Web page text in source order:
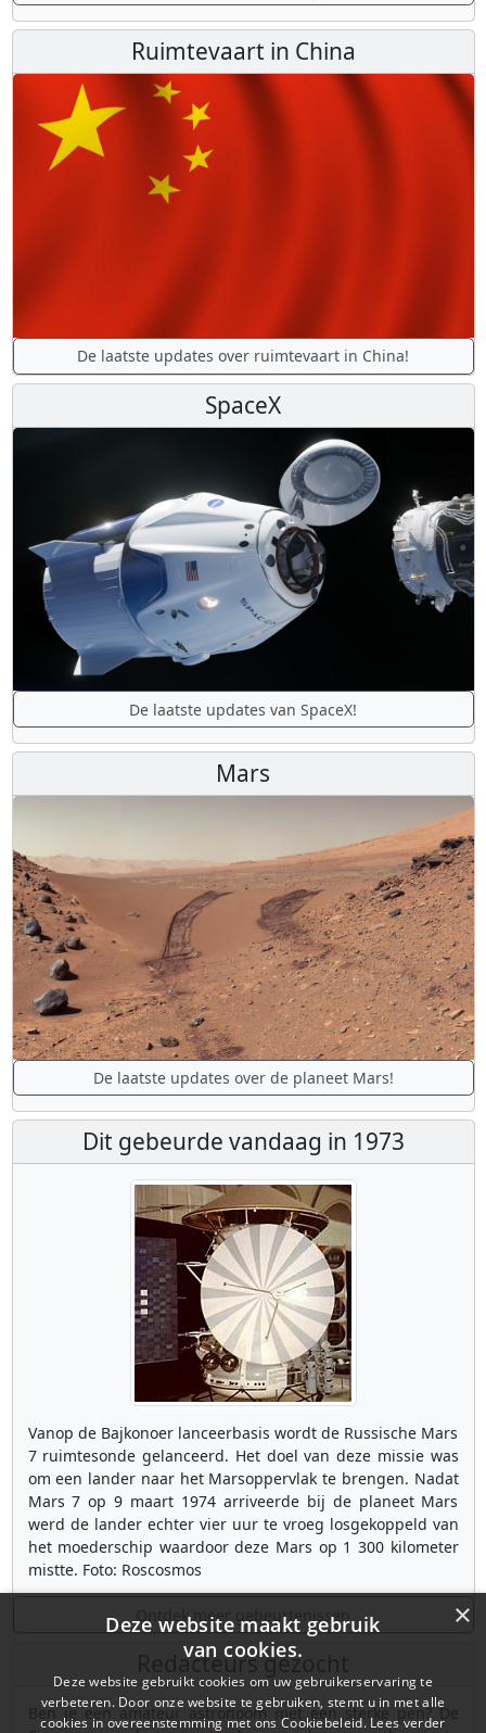
Ruimtevaart in China
De laatste updates over ruimtevaart in China!
SpaceX
De laatste updates van SpaceX!
Mars
De laatste updates over de planeet Mars!
Dit gebeurde vandaag in 1973
Vanop de Bajkonoer lanceerbasis wordt de Russische Mars
7 ruimtesonde gelanceerd. Het doel van deze missie was
om een lander naar het Marsoppervlak te brengen. Nadat
Mars 7 op 9 maart 1974 arriveerde bij de planeet Mars
werd de lander echter vier uur te vroeg losgekoppeld van
het moederschip waardoor deze Mars op 1 300 kilometer
mistte. Foto: Roscosmos
Ontdek meer gebeurtenissen
Redacteurs gezocht
Ben je een amateur astronoom met een sterke pen? De
×
Deze website maakt gebruik
van cookies.
Deze website gebruikt cookies om uw gebruikerservaring te
verbeteren. Door onze website te gebruiken, stemt u in met alle
cookies in overeenstemming met ons Cookiebeleid. Lees verder